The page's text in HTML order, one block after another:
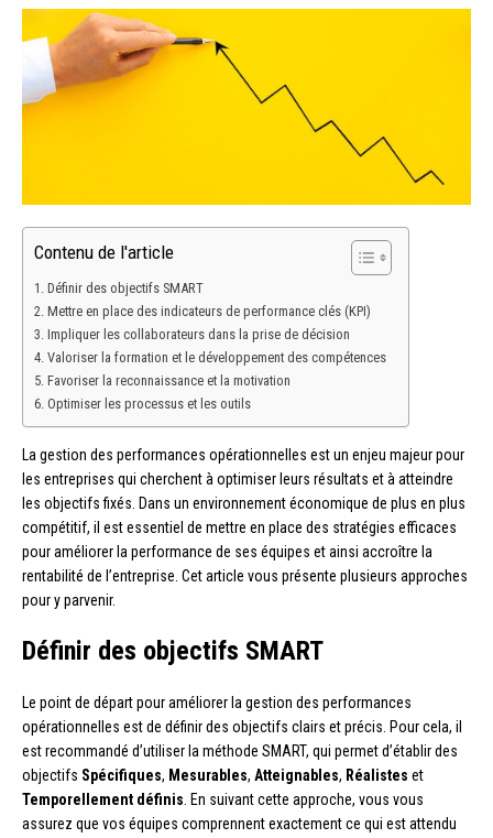
Contenu de l'article
Définir des objectifs SMART
Mettre en place des indicateurs de performance clés (KPI)
Impliquer les collaborateurs dans la prise de décision
Valoriser la formation et le développement des compétences
Favoriser la reconnaissance et la motivation
Optimiser les processus et les outils
La gestion des performances opérationnelles est un enjeu majeur pour
les entreprises qui cherchent à optimiser leurs résultats et à atteindre
les objectifs fixés. Dans un environnement économique de plus en plus
compétitif, il est essentiel de mettre en place des stratégies efficaces
pour améliorer la performance de ses équipes et ainsi accroître la
rentabilité de l’entreprise. Cet article vous présente plusieurs approches
pour y parvenir.
Définir des objectifs SMART
Le point de départ pour améliorer la gestion des performances
opérationnelles est de définir des objectifs clairs et précis. Pour cela, il
est recommandé d’utiliser la méthode SMART, qui permet d’établir des
objectifs Spécifiques, Mesurables, Atteignables, Réalistes et
Temporellement définis. En suivant cette approche, vous vous
assurez que vos équipes comprennent exactement ce qui est attendu